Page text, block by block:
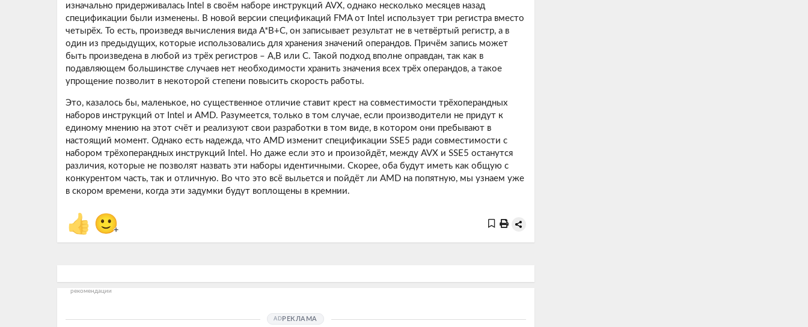
изначально придерживалась Intel в своём наборе инструкций AVX, однако несколько месяцев назад
спецификации были изменены. В новой версии спецификаций FMA от Intel использует три регистра вместо
четырёх. То есть, произведя вычисления вида A*B+C, он записывает результат не в четвёртый регистр, а в
один из предыдущих, которые использовались для хранения значений операндов. Причём запись может
быть произведена в любой из трёх регистров – A,B или C. Такой подход вполне оправдан, так как в
подавляющем большинстве случаев нет необходимости хранить значения всех трёх операндов, а такое
упрощение позволит в некоторой степени повысить скорость работы.
Это, казалось бы, маленькое, но существенное отличие ставит крест на совместимости трёхоперандных
наборов инструкций от Intel и AMD. Разумеется, только в том случае, если производители не придут к
единому мнению на этот счёт и реализуют свои разработки в том виде, в котором они пребывают в
настоящий момент. Однако есть надежда, что AMD изменит спецификации SSE5 ради совместимости с
набором трёхоперандных инструкций Intel. Но даже если это и произойдёт, между AVX и SSE5 останутся
различия, которые не позволят назвать эти наборы идентичными. Скорее, оба будут иметь как общую с
конкурентом часть, так и отличную. Во что это всё выльется и пойдёт ли AMD на попятную, мы узнаем уже
в скором времени, когда эти задумки будут воплощены в кремнии.
👍 🙂+
рекомендации
РЕКЛАМА